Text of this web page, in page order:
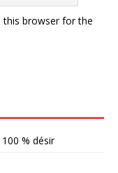
this browser for the
% désir